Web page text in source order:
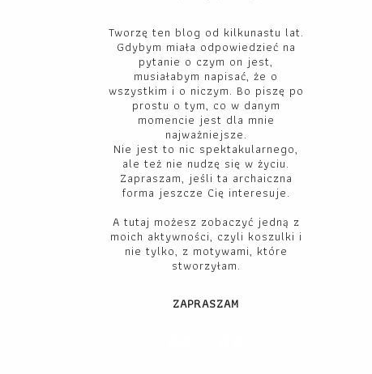
Tworzę ten blog od kilkunastu lat.
Gdybym miała odpowiedzieć na
pytanie o czym on jest,
musiałabym napisać, że o
wszystkim i o niczym. Bo piszę po
prostu o tym, co w danym
momencie jest dla mnie
najważniejsze.
Nie jest to nic spektakularnego,
ale też nie nudzę się w życiu.
Zapraszam, jeśli ta archaiczna
forma jeszcze Cię interesuje.
A tutaj możesz zobaczyć jedną z
moich aktywności, czyli koszulki i
nie tylko, z motywami, które
stworzyłam.
ZAPRASZAM